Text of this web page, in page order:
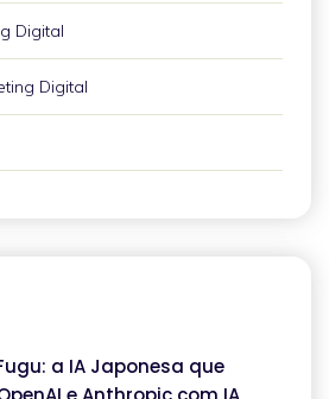
Digital
Digital
a IA Japonesa que